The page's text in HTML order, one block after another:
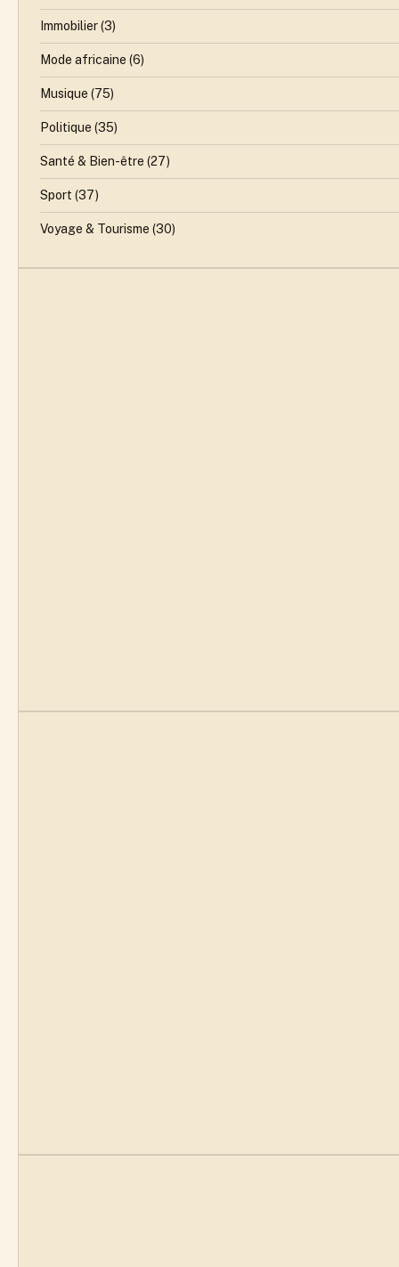
Immobilier(3)
Mode africaine (6)
Musique (75)
Politique (35)
Santé & Bien-être (27)
Sport (37)
Voyage & Tourisme (30)